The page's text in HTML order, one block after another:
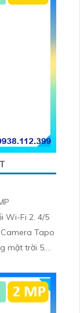
Wi-Fi 2. 4/5
Tapo
mặt trời 5.